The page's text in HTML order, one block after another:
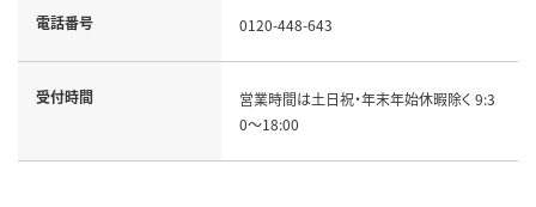
電話番号 0120-448-643
受付時間
営業時間は土日祝・年末年始休暇除く 9:3
0～18:00